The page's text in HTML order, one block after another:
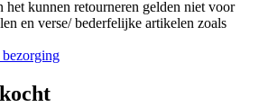
kunnen retourneren gelden niet voor
en verse/ bederfelijke artikelen zoals